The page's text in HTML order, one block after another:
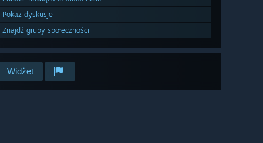
Pokaż dyskusje
Znajdź grupy społeczności
Widżet